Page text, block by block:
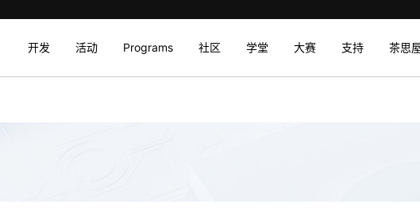
开发 活动 Programs 社区 学堂 大赛 支持 茶思